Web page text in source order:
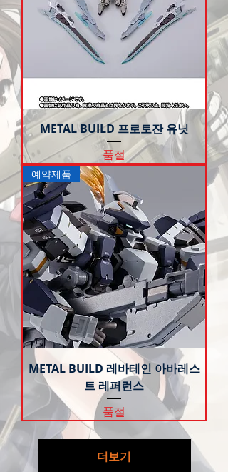
METAL BUILD 프로토잔 유닛
품절
예약제품
METAL BUILD 레바테인 아바레스
트 레퍼런스
품절
더보기